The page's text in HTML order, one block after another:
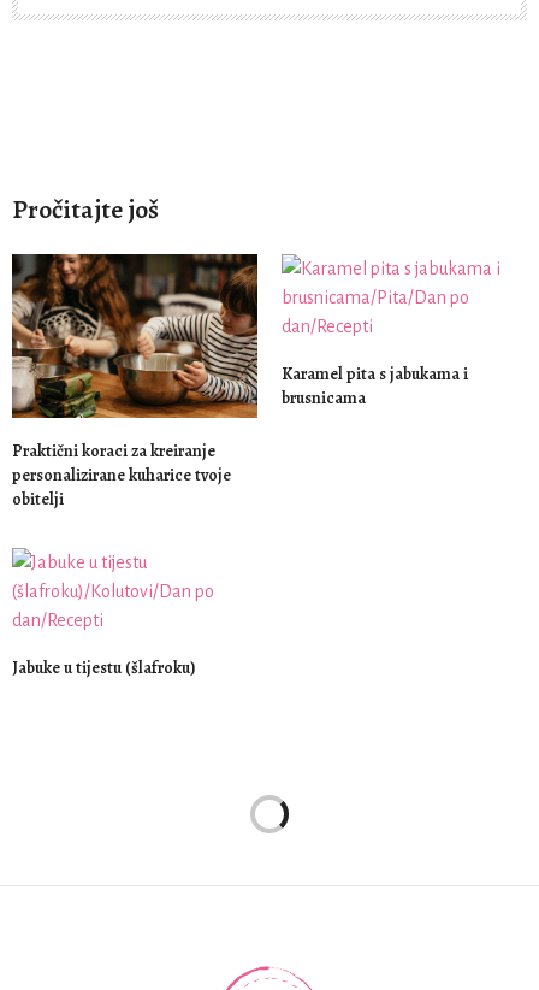
Pročitajte još
Praktični koraci za kreiranje
personalizirane kuharice tvoje
obitelji
Karamel pita s jabukama i
brusnicama
Jabuke u tijestu (šlafroku)